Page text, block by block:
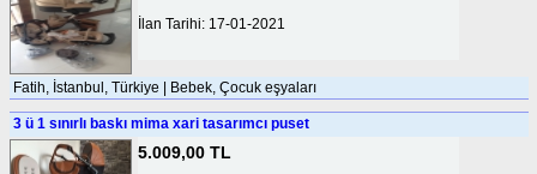
İlan Tarihi: 17-01-2021
Fatih, İstanbul, Türkiye | Bebek, Çocuk eşyaları
3 ü 1 sınırlı baskı mima xari tasarımcı puset
5.009,00 TL